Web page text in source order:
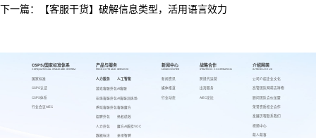
下一篇： 【客服干货】破解信息类型，活用语言效力
CSPS/国家标准体系
CSPS/NATIONAL STANDARD SYSTEM
国家标准
CSPS认证
CSPS体系
行业会议AIEC
产品与服务
PRODUCTS AND SERVICES
人力服务
游戏客服外包
在线客服外包
呼叫客服外包
招聘外包
人力外包
数据标注
人工智能
AI客服
AI客服训练场
客服魔方
蚂蚁绩效
魔方AI质检VOC
来呗智聘
新闻中心
NEWS CENTER
新闻资讯
媒体报道
行业动态
战略合作
STRATEGIC COOPERATION
跨境代运营
出海服务
AIEC论坛
介绍网萌
INTRODUCE US
公司介绍
高管团队
顾问团队
荣誉资质
发展历程
视频中心
萌人萌事
企业文化
网萌吉祥物
合伙加盟
校企合作
联系我们